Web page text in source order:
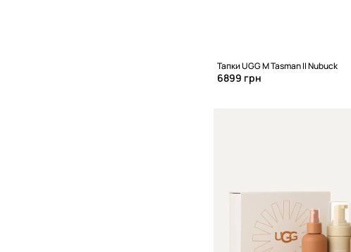
Тапки UGG M Tasman II Nubuck
6899 грн